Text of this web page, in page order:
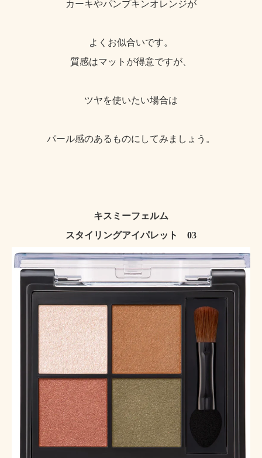
カーキやパンプキンオレンジが
よくお似合いです。
質感はマットが得意ですが、
ツヤを使いたい場合は
パール感のあるものにしてみましょう。
キスミーフェルム
スタイリングアイパレット 03